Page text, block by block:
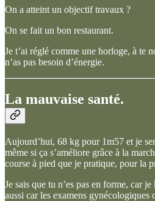
On a atteint un objectif travaux ?
On se fait un bon restaurant.
Je t’ai réglé comme une horloge, à te
n’as pas besoin d’énergie.
La mauvaise santé.
Aujourd’hui, 68 kg pour 1m57 et je
même si ça s’améliore grâce à la
course à pied que je pratique, pour la
Je sais que tu n’es pas en forme, car
aussi car les examens gynécologiques